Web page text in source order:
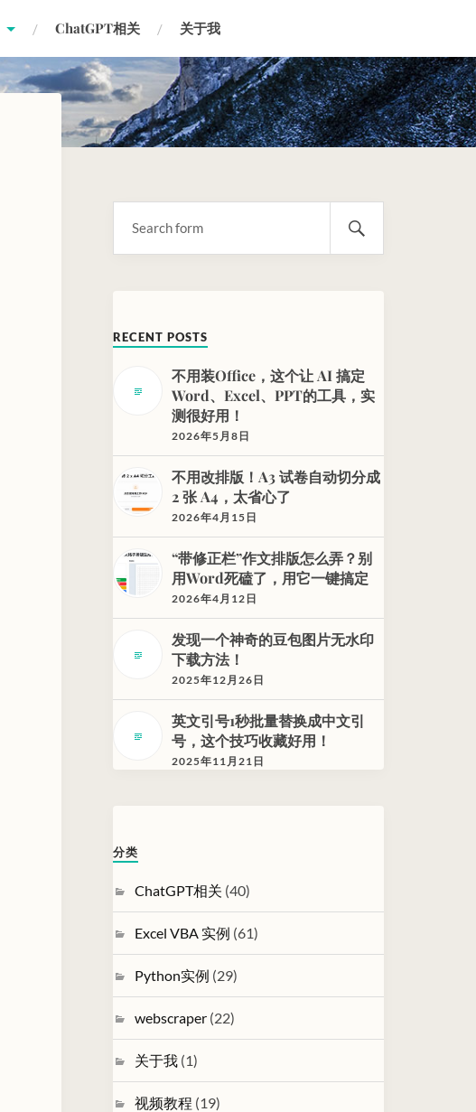
ChatGPT相关 关于我
RECENT POSTS
不用装Office，这个让 AI 搞定
Word、Excel、PPT的工具，实
测很好用！
2026年5月8日
不用改排版！A3 试卷自动切分成
2 张 A4，太省心了
2026年4月15日
“带修正栏”作文排版怎么弄？别
用Word死磕了，用它一键搞定
2026年4月12日
发现一个神奇的豆包图片无水印
下载方法！
2025年12月26日
英文引号1秒批量替换成中文引
号，这个技巧收藏好用！
2025年11月21日
分类
ChatGPT相关 (40)
Excel VBA 实例 (61)
Python实例 (29)
webscraper (22)
关于我 (1)
视频教程 (19)